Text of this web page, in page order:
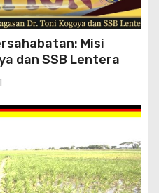
Misi
dan SSB Lentera